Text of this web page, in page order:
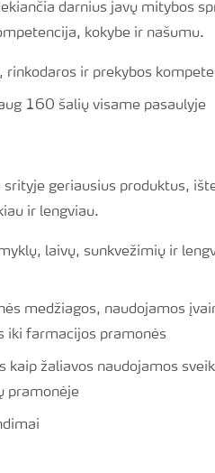
darnius javų mitybos
kokybe ir našumu.
rinkodaros ir prekybos
160 šalių visame pasaulyje
geriausius produktus,
ir lengviau.
laivų, sunkvežimių ir
medžiagos, naudojamos
iki farmacijos pramonės
kaip žaliavos naudojamos
pramonėje